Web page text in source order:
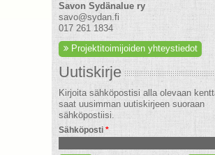
Savon Sydänalue ry
savo@sydan.fi
017 261 1834
Projektitoimijoiden yhteystiedot
Uutiskirje
Kirjoita sähköpostisi alla olevaan
saat uusimman uutiskirjeen suoraan
sähköpostiisi.
Sähköposti *